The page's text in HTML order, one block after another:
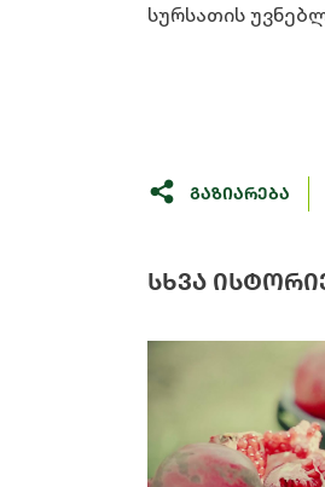
სურსათის
ᲒᲐᲖᲘᲐᲠᲔᲑᲐ
ᲡᲮᲕᲐ